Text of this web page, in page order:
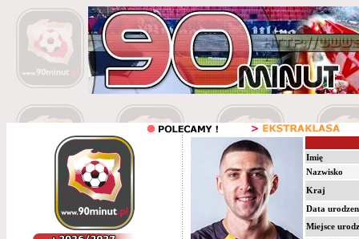
Imię
Nazwisko
Kraj
Data
Miejsce